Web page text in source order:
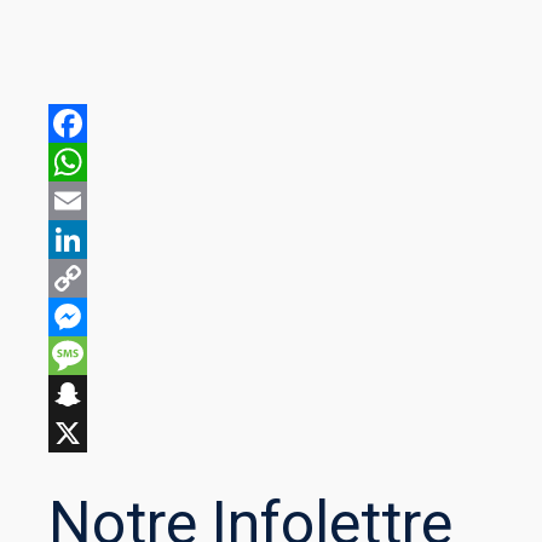
Notre Infolettre